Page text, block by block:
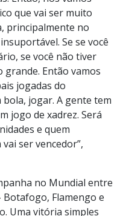
nos primeiros
Copa do Mundo. É
esquema que o
Então, nós vamos
que vai ser muito
principalmente no
Se se você
se você não tiver
grande. Então vamos
jogadas do
jogar. A gente tem
jogo de xadrez. Será
e quem
ser vencedor”,